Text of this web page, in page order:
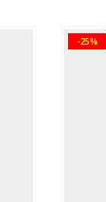
-25%